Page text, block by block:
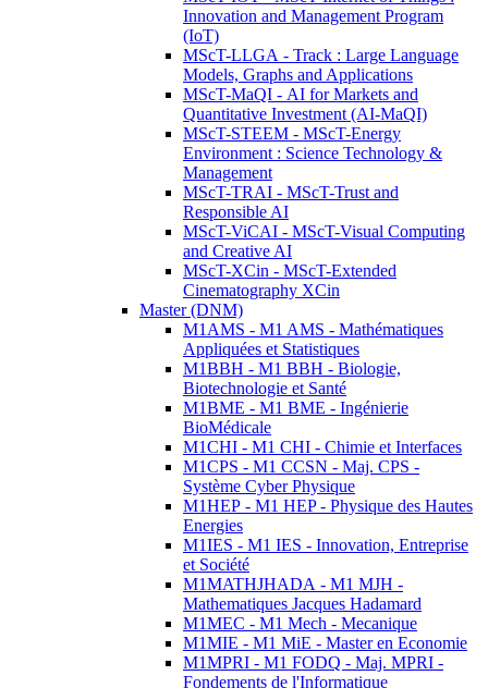
Innovation and Management Program
(IoT)
MScT-LLGA - Track : Large Language
Models, Graphs and Applications
MScT-MaQI - AI for Markets and
Quantitative Investment (AI-MaQI)
MScT-STEEM - MScT-Energy
Environment : Science Technology &
Management
MScT-TRAI - MScT-Trust and
Responsible AI
MScT-ViCAI - MScT-Visual Computing
and Creative AI
MScT-XCin - MScT-Extended
Cinematography XCin
Master (DNM)
M1AMS - M1 AMS - Mathématiques
Appliquées et Statistiques
M1BBH - M1 BBH - Biologie,
Biotechnologie et Santé
M1BME - M1 BME - Ingénierie
BioMédicale
M1CHI - M1 CHI - Chimie et Interfaces
M1CPS - M1 CCSN - Maj. CPS -
Système Cyber Physique
M1HEP - M1 HEP - Physique des Hautes
Energies
M1IES - M1 IES - Innovation, Entreprise
et Société
M1MATHJHADA - M1 MJH -
Mathematiques Jacques Hadamard
M1MEC - M1 Mech - Mecanique
M1MIE - M1 MiE - Master en Economie
M1MPRI - M1 FODQ - Maj. MPRI -
Fondements de l'Informatique